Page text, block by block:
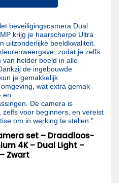
set – Draadloos-
4K – Dual Light –
Zwart